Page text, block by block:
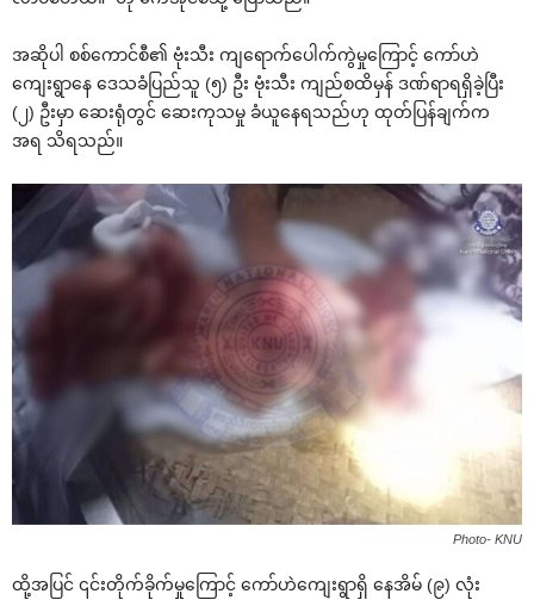
အဆိုပါ စစ်ကောင်စီ၏ ဗုံးသီး ကျရောက်ပေါက်ကွဲမှုကြောင့် ကော်ဟဲ
ကျေးရွာနေ ဒေသခံပြည်သူ (၅) ဦး ဗုံးသီး ကျည်စထိမှန် ဒဏ်ရာရရှိခဲ့ပြီး
(၂) ဦးမှာ ဆေးရုံတွင် ဆေးကုသမှု ခံယူနေရသည်ဟု ထုတ်ပြန်ချက်က
အရ သိရသည်။
Photo- KNU
ထို့အပြင် ၎င်းတိုက်ခိုက်မှုကြောင့် ကော်ဟဲကျေးရွာရှိ နေအိမ် (၉) လုံး